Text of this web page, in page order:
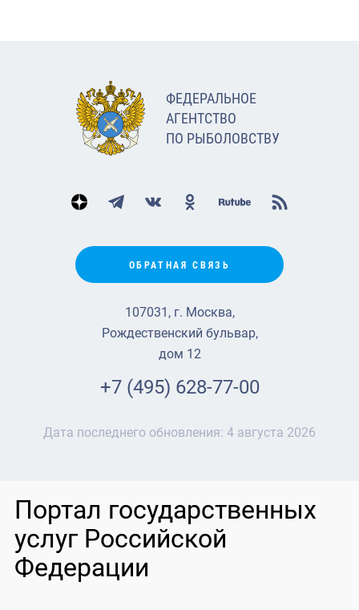
ФЕДЕРАЛЬНОЕ
АГЕНТСТВО
ПО РЫБОЛОВСТВУ
ОБРАТНАЯ СВЯЗЬ
107031, г. Москва,
Рождественский бульвар,
дом 12
+7 (495) 628-77-00
Дата последнего обновления: 4 августа 2026
Портал государственных
услуг Российской
Федерации